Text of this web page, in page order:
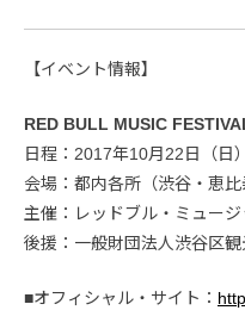
【イベント情報】
RED BULL MUSIC
日程：2017年10月22日（日
会場：都内各所（渋谷・恵比
主催：レッドブル・ミュー
後援：一般財団法人渋谷区
■オフィシャル・サイト：